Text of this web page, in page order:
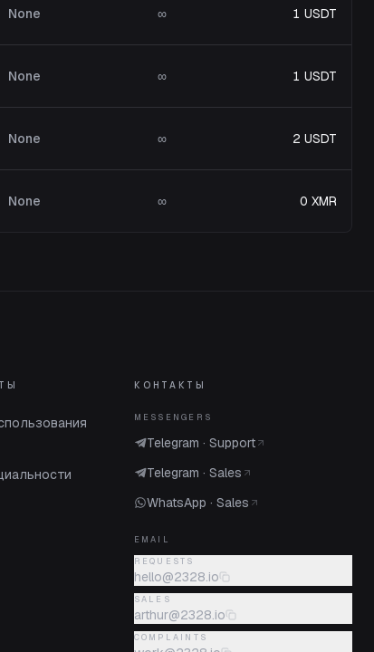
None ∞ 1 USDT
None ∞ 1 USDT
None ∞ 2 USDT
None ∞ 0 XMR
КОНТАКТЫ
MESSENGERS
Telegram · Support
Telegram · Sales
WhatsApp · Sales
EMAIL
REQUESTS
hello@2328.io
SALES
arthur@2328.io
COMPLAINTS